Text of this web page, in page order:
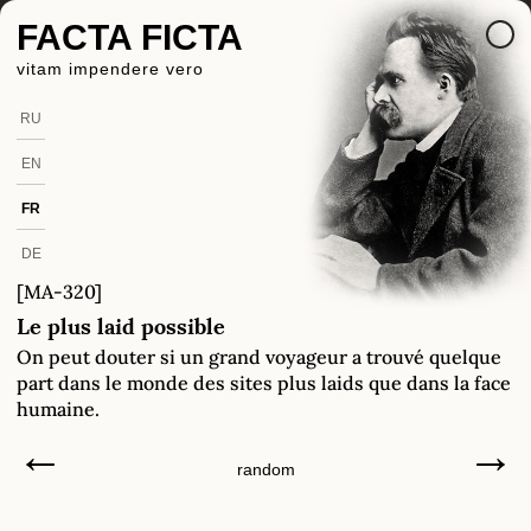
FACTA FICTA
vitam impendere vero
RU
EN
FR
DE
[MA-320]
Le plus laid possible
On peut douter si un grand voyageur a trouvé quelque
part dans le monde des sites plus laids que dans la face
humaine.
← random →